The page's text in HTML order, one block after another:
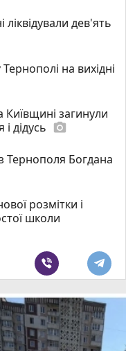
дев'ять
на вихідні
Київщині загинули
дідусь photo_camera
Тернополя Богдана
розмітки і
школи